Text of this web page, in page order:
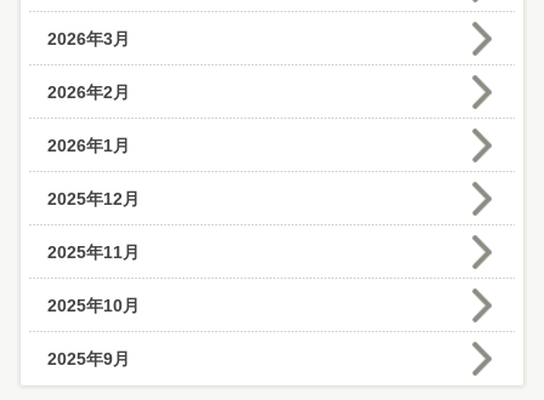
2026年3月
2026年2月
2026年1月
2025年12月
2025年11月
2025年10月
2025年9月